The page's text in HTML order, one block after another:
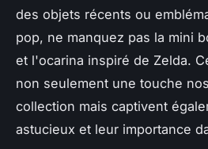
des objets récents ou
pop, ne manquez pas la mini
et l'ocarina inspiré de Zelda.
non seulement une touche
collection mais captivent
astucieux et leur importance